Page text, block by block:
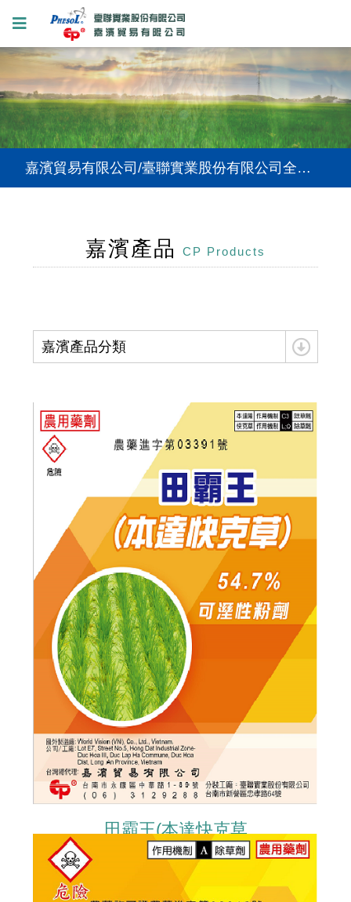
嘉濱貿易有限公司/臺聯實業股份有限公司全新網站上線，提供您更好的使用體驗。
嘉濱貿易有限公司/臺聯實業股份有限公司全新網站上線，提供您更好的使用體驗。
嘉濱產品 CP Products
嘉濱產品分類
田霸王(本達快克草
BENTAZON+QUINCLORAC)